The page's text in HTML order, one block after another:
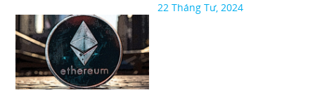
22 Tháng Tư, 2024